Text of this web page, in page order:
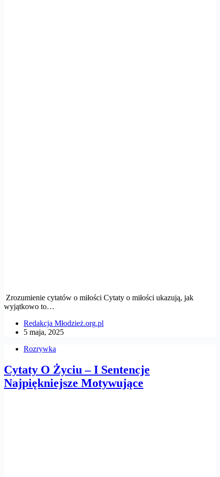
Zrozumienie cytatów o miłości Cytaty o miłości ukazują, jak
wyjątkowo to…
Redakcja Młodzież.org.pl
5 maja, 2025
Rozrywka
Cytaty O Życiu – I Sentencje
Najpiękniejsze Motywujące